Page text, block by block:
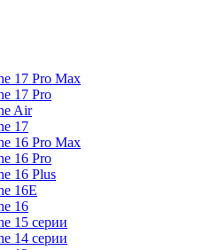
17 Pro Max
17 Pro
Air
17
16 Pro Max
16 Pro
16 Plus
16E
16
15 серии
14 серии